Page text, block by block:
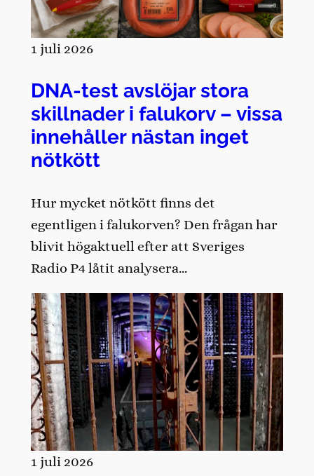
1 juli 2026
DNA-test avslöjar stora
skillnader i falukorv – vissa
innehåller nästan inget
nötkött
Hur mycket nötkött finns det
egentligen i falukorven? Den frågan har
blivit högaktuell efter att Sveriges
Radio P4 låtit analysera…
1 juli 2026